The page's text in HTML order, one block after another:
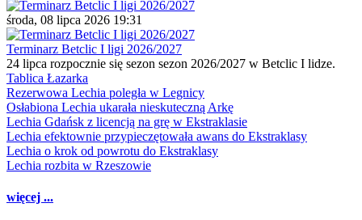
środa, 08 lipca 2026 19:31
Terminarz Betclic I ligi 2026/2027
24 lipca rozpocznie się sezon sezon 2026/2027 w Betclic I lidze.
Tablica Łazarka
Rezerwowa Lechia poległa w Legnicy
Osłabiona Lechia ukarała nieskuteczną Arkę
Lechia Gdańsk z licencją na grę w Ekstraklasie
Lechia efektownie przypieczętowała awans do Ekstraklasy
Lechia o krok od powrotu do Ekstraklasy
Lechia rozbita w Rzeszowie
więcej ...